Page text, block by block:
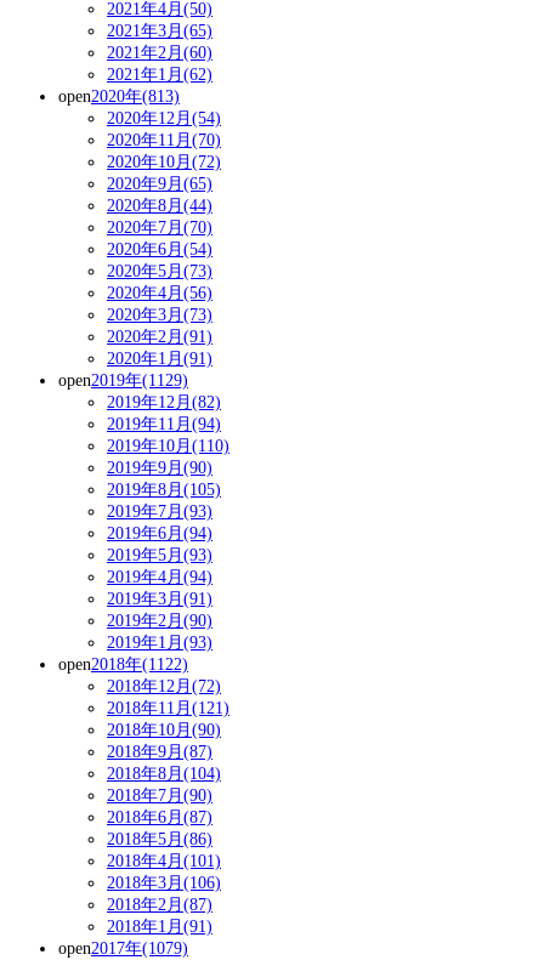
2021年4月(50)
2021年3月(65)
2021年2月(60)
2021年1月(62)
open2020年(813)
2020年12月(54)
2020年11月(70)
2020年10月(72)
2020年9月(65)
2020年8月(44)
2020年7月(70)
2020年6月(54)
2020年5月(73)
2020年4月(56)
2020年3月(73)
2020年2月(91)
2020年1月(91)
open2019年(1129)
2019年12月(82)
2019年11月(94)
2019年10月(110)
2019年9月(90)
2019年8月(105)
2019年7月(93)
2019年6月(94)
2019年5月(93)
2019年4月(94)
2019年3月(91)
2019年2月(90)
2019年1月(93)
open2018年(1122)
2018年12月(72)
2018年11月(121)
2018年10月(90)
2018年9月(87)
2018年8月(104)
2018年7月(90)
2018年6月(87)
2018年5月(86)
2018年4月(101)
2018年3月(106)
2018年2月(87)
2018年1月(91)
open2017年(1079)